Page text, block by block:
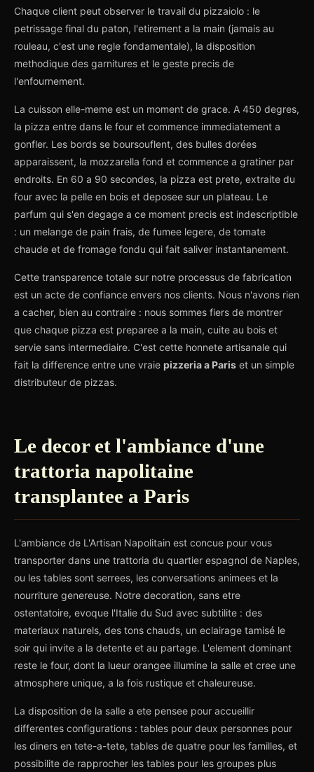
Chaque client peut observer le travail du pizzaiolo : le
petrissage final du paton, l'etirement a la main (jamais au
rouleau, c'est une regle fondamentale), la disposition
methodique des garnitures et le geste precis de
l'enfournement.
La cuisson elle-meme est un moment de grace. A 450 degres,
la pizza entre dans le four et commence immediatement a
gonfler. Les bords se boursouflent, des bulles dorées
apparaissent, la mozzarella fond et commence a gratiner par
endroits. En 60 a 90 secondes, la pizza est prete, extraite du
four avec la pelle en bois et deposee sur un plateau. Le
parfum qui s'en degage a ce moment precis est indescriptible
: un melange de pain frais, de fumee legere, de tomate
chaude et de fromage fondu qui fait saliver instantanement.
Cette transparence totale sur notre processus de fabrication
est un acte de confiance envers nos clients. Nous n'avons rien
a cacher, bien au contraire : nous sommes fiers de montrer
que chaque pizza est preparee a la main, cuite au bois et
servie sans intermediaire. C'est cette honnete artisanale qui
fait la difference entre une vraie pizzeria a Paris et un simple
distributeur de pizzas.
Le decor et l'ambiance d'une
trattoria napolitaine
transplantee a Paris
L'ambiance de L'Artisan Napolitain est concue pour vous
transporter dans une trattoria du quartier espagnol de Naples,
ou les tables sont serrees, les conversations animees et la
nourriture genereuse. Notre decoration, sans etre
ostentatoire, evoque l'Italie du Sud avec subtilite : des
materiaux naturels, des tons chauds, un eclairage tamisé le
soir qui invite a la detente et au partage. L'element dominant
reste le four, dont la lueur orangee illumine la salle et cree une
atmosphere unique, a la fois rustique et chaleureuse.
La disposition de la salle a ete pensee pour accueillir
differentes configurations : tables pour deux personnes pour
les diners en tete-a-tete, tables de quatre pour les familles, et
possibilite de rapprocher les tables pour les groupes plus